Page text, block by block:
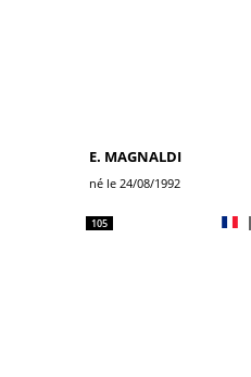
E. MAGNALDI
né le 24/08/1992
105